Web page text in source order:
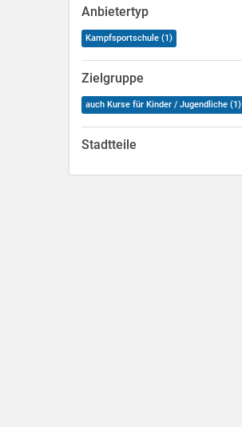
Anbietertyp
Kampfsportschule (1)
Zielgruppe
auch Kurse für Kinder / Jugendliche (1)
Stadtteile